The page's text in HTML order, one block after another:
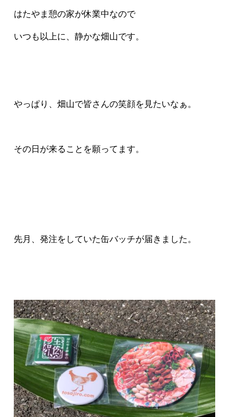
はたやま憩の家が休業中なので
いつも以上に、静かな畑山です。
やっぱり、畑山で皆さんの笑顔を見たいなぁ。
その日が来ることを願ってます。
先月、発注をしていた缶バッチが届きました。